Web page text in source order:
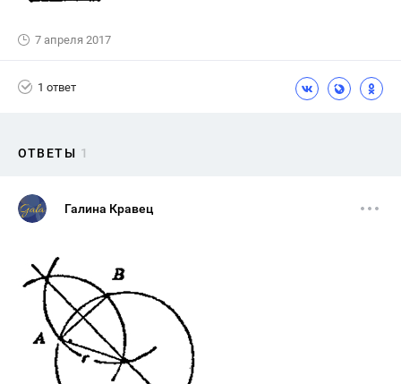
7 апреля 2017
1 ответ
ОТВЕТЫ 1
Галина Кравец